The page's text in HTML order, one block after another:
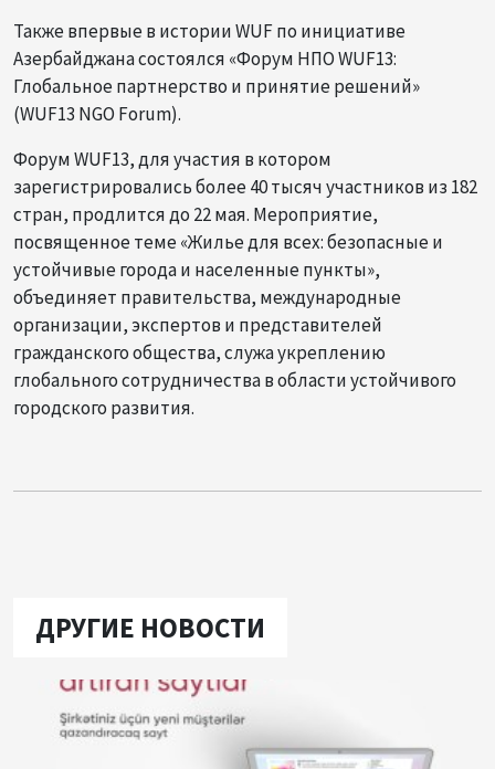
Также впервые в истории WUF по инициативе
Азербайджана состоялся «Форум НПО WUF13:
Глобальное партнерство и принятие решений»
(WUF13 NGO Forum).
Форум WUF13, для участия в котором
зарегистрировались более 40 тысяч участников из 182
стран, продлится до 22 мая. Мероприятие,
посвященное теме «Жилье для всех: безопасные и
устойчивые города и населенные пункты»,
объединяет правительства, международные
организации, экспертов и представителей
гражданского общества, служа укреплению
глобального сотрудничества в области устойчивого
городского развития.
ДРУГИЕ НОВОСТИ